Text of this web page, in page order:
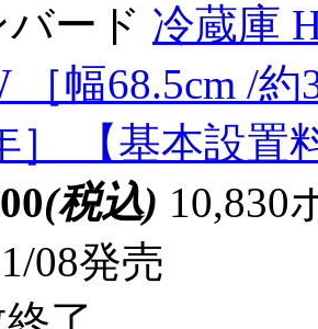
ード 冷蔵庫
［幅68.5cm /
］ 【基本設置
(税込) 10,830
08発売